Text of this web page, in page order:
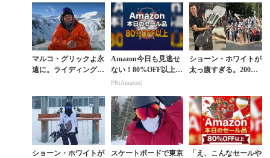
マルコ・グリックよ永
遠に。ライディングに
Amazon今日も見逃せ
ない！80%OFF以上が
続々登場
PR(Amazon)
ショーン・ホワイトが
太っ腹すぎる。200本
ショーン・ホワイトが
スケートボードで東京
「え、こんなセールや